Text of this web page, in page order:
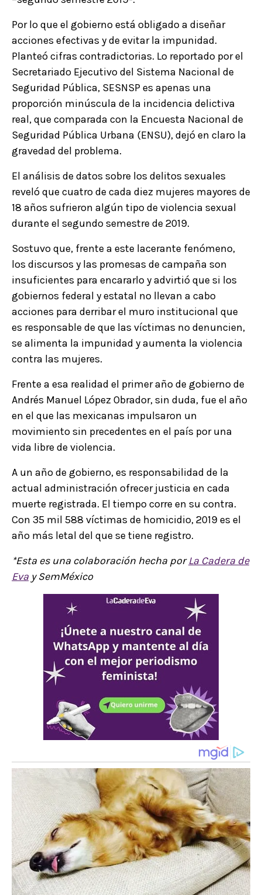
Por lo que el gobierno está obligado a diseñar
acciones efectivas y de evitar la impunidad.
Planteó cifras contradictorias. Lo reportado por el
Secretariado Ejecutivo del Sistema Nacional de
Seguridad Pública, SESNSP es apenas una
proporción minúscula de la incidencia delictiva
real, que comparada con la Encuesta Nacional de
Seguridad Pública Urbana (ENSU), dejó en claro la
gravedad del problema.
El análisis de datos sobre los delitos sexuales
reveló que cuatro de cada diez mujeres mayores de
18 años sufrieron algún tipo de violencia sexual
durante el segundo semestre de 2019.
Sostuvo que, frente a este lacerante fenómeno,
los discursos y las promesas de campaña son
insuficientes para encararlo y advirtió que si los
gobiernos federal y estatal no llevan a cabo
acciones para derribar el muro institucional que
es responsable de que las víctimas no denuncien,
se alimenta la impunidad y aumenta la violencia
contra las mujeres.
Frente a esa realidad el primer año de gobierno de
Andrés Manuel López Obrador, sin duda, fue el año
en el que las mexicanas impulsaron un
movimiento sin precedentes en el país por una
vida libre de violencia.
A un año de gobierno, es responsabilidad de la
actual administración ofrecer justicia en cada
muerte registrada. El tiempo corre en su contra.
Con 35 mil 588 víctimas de homicidio, 2019 es el
año más letal del que se tiene registro.
*Esta es una colaboración hecha porLa Cadera de
Eva y SemMéxico